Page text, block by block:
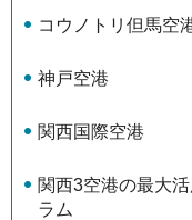
コウノトリ但馬空
神戸空港
関西国際空港
関西3空港の最大
ラム